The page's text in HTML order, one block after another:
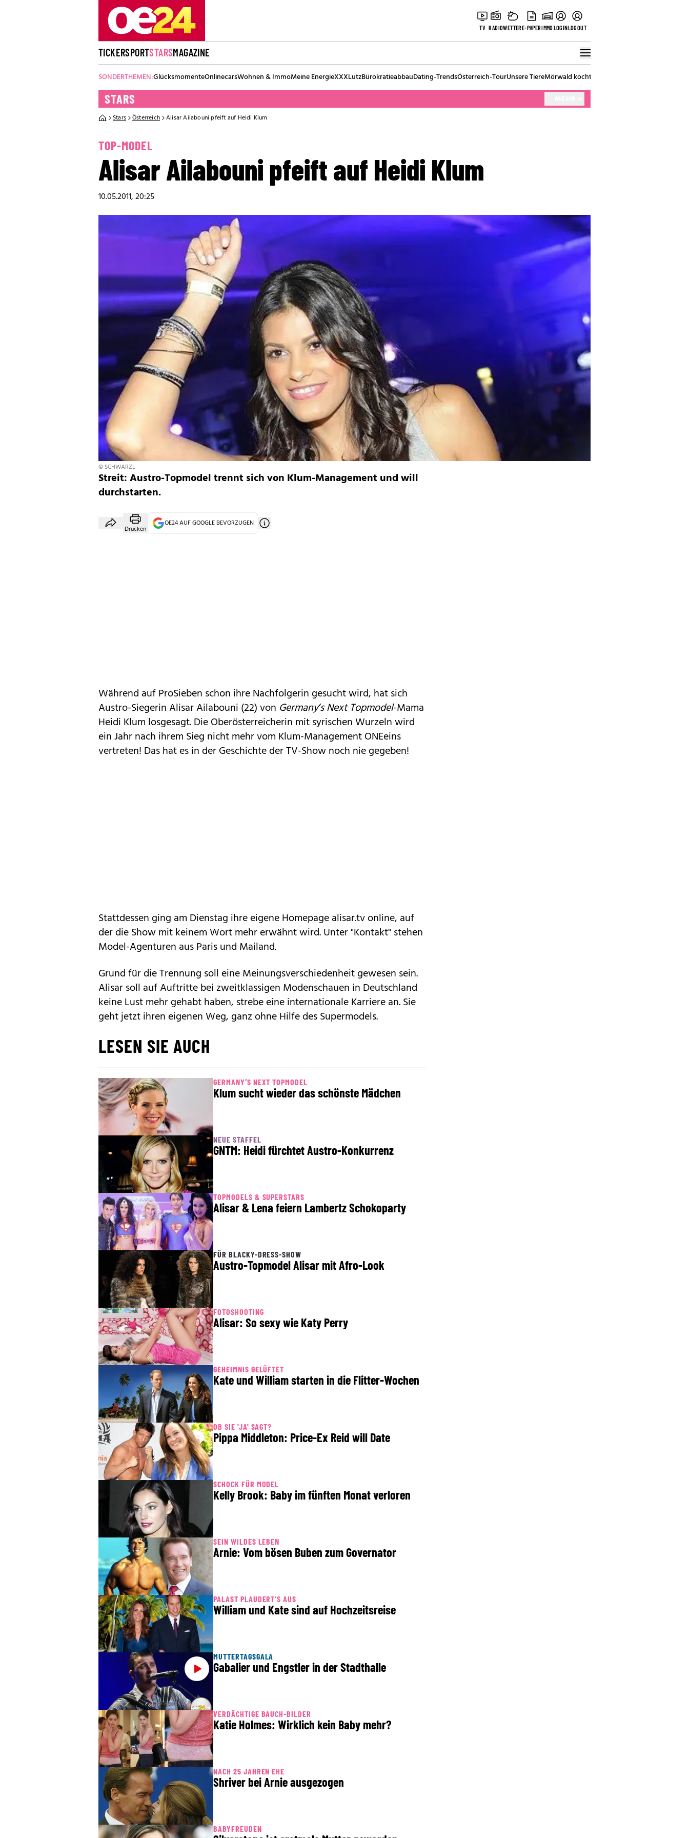
TV RADIOWETTERE-PAPERIMMOLOGINLOGOUT
TICKERSPORTSTARSMAGAZINE
SONDERTHEMEN:GlücksmomenteOnlinecarsWohnen & ImmoMeine EnergieXXXLutzBürokratieabbauDating-TrendsÖsterreich-TourUnsere TiereMörwald kocht
STARS
Stars Österreich Alisar Ailabouni pfeift auf Heidi Klum
TOP-MODEL
Alisar Ailabouni pfeift auf Heidi Klum
10.05.2011, 20:25
© SCHWARZL
Streit: Austro-Topmodel trennt sich von Klum-Management und will
durchstarten.
Drucken
OE24 AUF GOOGLE BEVORZUGEN
Während auf ProSieben schon ihre Nachfolgerin gesucht wird, hat sich
Austro-Siegerin Alisar Ailabouni (22) von Germany’s Next Topmodel-Mama
Heidi Klum losgesagt. Die Oberösterreicherin mit syrischen Wurzeln wird
ein Jahr nach ihrem Sieg nicht mehr vom Klum-Management ONEeins
vertreten! Das hat es in der Geschichte der TV-Show noch nie gegeben!
Stattdessen ging am Dienstag ihre eigene Homepagealisar.tvonline, auf
der die Show mit keinem Wort mehr erwähnt wird. Unter "Kontakt" stehen
Model-Agenturen aus Paris und Mailand.
Grund für die Trennung soll eine Meinungsverschiedenheit gewesen sein.
Alisar soll auf Auftritte bei zweitklassigen Modenschauen in Deutschland
keine Lust mehr gehabt haben, strebe eine internationale Karriere an. Sie
geht jetzt ihren eigenen Weg, ganz ohne Hilfe des Supermodels.
LESEN SIE AUCH
GERMANY’S NEXT TOPMODEL
Klum sucht wieder das schönste Mädchen
NEUE STAFFEL
GNTM: Heidi fürchtet Austro-Konkurrenz
TOPMODELS & SUPERSTARS
Alisar & Lena feiern Lambertz Schokoparty
FÜR BLACKY-DRESS-SHOW
Austro-Topmodel Alisar mit Afro-Look
FOTOSHOOTING
Alisar: So sexy wie Katy Perry
GEHEIMNIS GELÜFTET
Kate und William starten in die Flitter-Wochen
OB SIE 'JA' SAGT?
Pippa Middleton: Price-Ex Reid will Date
SCHOCK FÜR MODEL
Kelly Brook: Baby im fünften Monat verloren
SEIN WILDES LEBEN
Arnie: Vom bösen Buben zum Governator
PALAST PLAUDERT'S AUS
William und Kate sind auf Hochzeitsreise
MUTTERTAGSGALA
Gabalier und Engstler in der Stadthalle
VERDÄCHTIGE BAUCH-BILDER
Katie Holmes: Wirklich kein Baby mehr?
NACH 25 JAHREN EHE
Shriver bei Arnie ausgezogen
BABYFREUDEN